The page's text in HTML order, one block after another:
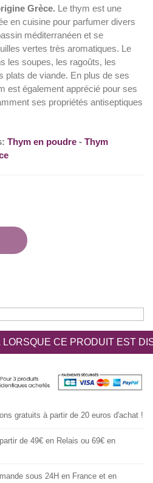
Grèce. Le thym est une
en cuisine pour parfumer divers
méditerranéen et se
vertes très aromatiques. Le
les soupes, les ragoûts, les
plats de viande. En plus de ses
est également apprécié pour ses
ses propriétés antiseptiques
Thym en poudre - Thym
CE PRODUIT EST
gratuits à partir de 20 euros d'achat !
de 49€ en Relais ou 69€ en
sous 24H en France et en